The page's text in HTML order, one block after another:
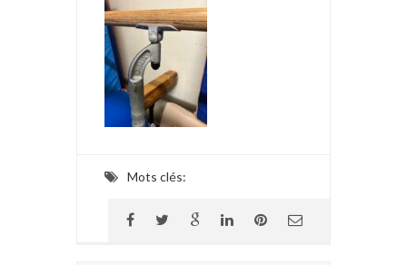
Mots clés: